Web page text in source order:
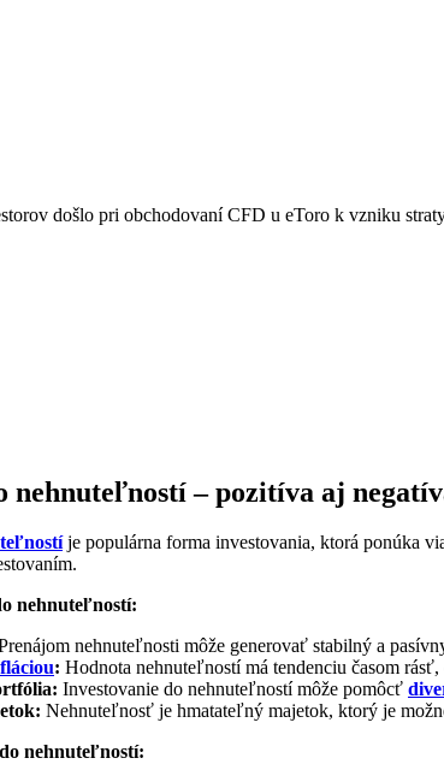
došlo pri obchodovaní CFD u eToro k vzniku
nehnuteľností – pozitíva aj
je populárna forma investovania, ktorá ponúka
nehnuteľností:
nehnuteľnosti môže generovať stabilný a
: Hodnota nehnuteľností má tendenciu časom
Investovanie do nehnuteľností môže pomôcť
Nehnuteľnosť je hmatateľný majetok, ktorý je
nehnuteľností: